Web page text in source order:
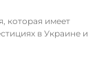
которая имеет
в Украине и